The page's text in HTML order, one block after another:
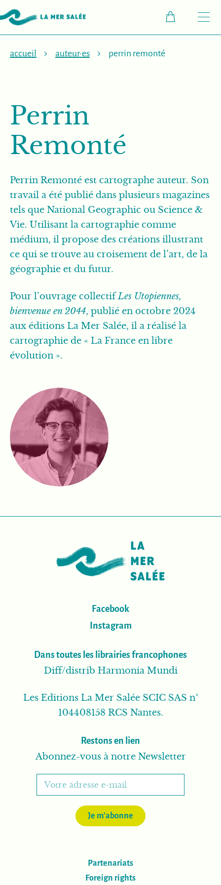
accueil auteur·es perrin remonté
Perrin
Remonté
Perrin Remonté est cartographe auteur. Son
travail a été publié dans plusieurs magazines
tels que National Geographic ou Science &
Vie. Utilisant la cartographie comme
médium, il propose des créations illustrant
ce qui se trouve au croisement de l’art, de la
géographie et du futur.
Pour l’ouvrage collectifLes Utopiennes,
bienvenue en 2044, publié en octobre 2024
aux éditions La Mer Salée, il a réalisé la
cartographie de « La France en libre
évolution ».
Facebook
Instagram
Dans toutes les librairies francophones
Diff/distrib Harmonia Mundi
Les Editions La Mer Salée SCIC SAS n°
104408158 RCS Nantes.
Restons en lien
Abonnez-vous à notre Newsletter
Je m'abonne
Partenariats
Foreign rights